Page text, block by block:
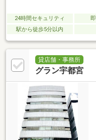
24時間セキュリティ
駅から徒歩5分以内
貸店舗・事務所
グラン宇都宮